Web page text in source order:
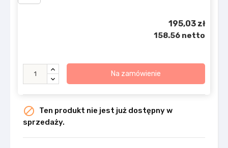
195,03 zł
158.56 netto
Na zamówienie

Ten produkt nie jest już dostępny w
sprzedaży.